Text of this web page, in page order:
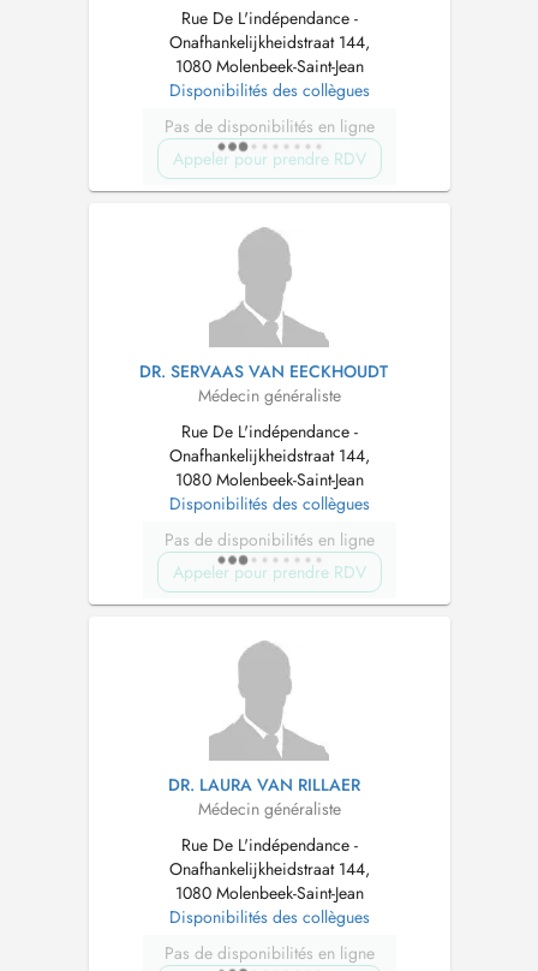
Rue De L'indépendance -
Onafhankelijkheidstraat 144,
1080 Molenbeek-Saint-Jean
Disponibilités des collègues
Pas de disponibilités en ligne
Appeler pour prendre RDV
DR. SERVAAS VAN EECKHOUDT
Médecin généraliste
Rue De L'indépendance -
Onafhankelijkheidstraat 144,
1080 Molenbeek-Saint-Jean
Disponibilités des collègues
Pas de disponibilités en ligne
Appeler pour prendre RDV
DR. LAURA VAN RILLAER
Médecin généraliste
Rue De L'indépendance -
Onafhankelijkheidstraat 144,
1080 Molenbeek-Saint-Jean
Disponibilités des collègues
Pas de disponibilités en ligne